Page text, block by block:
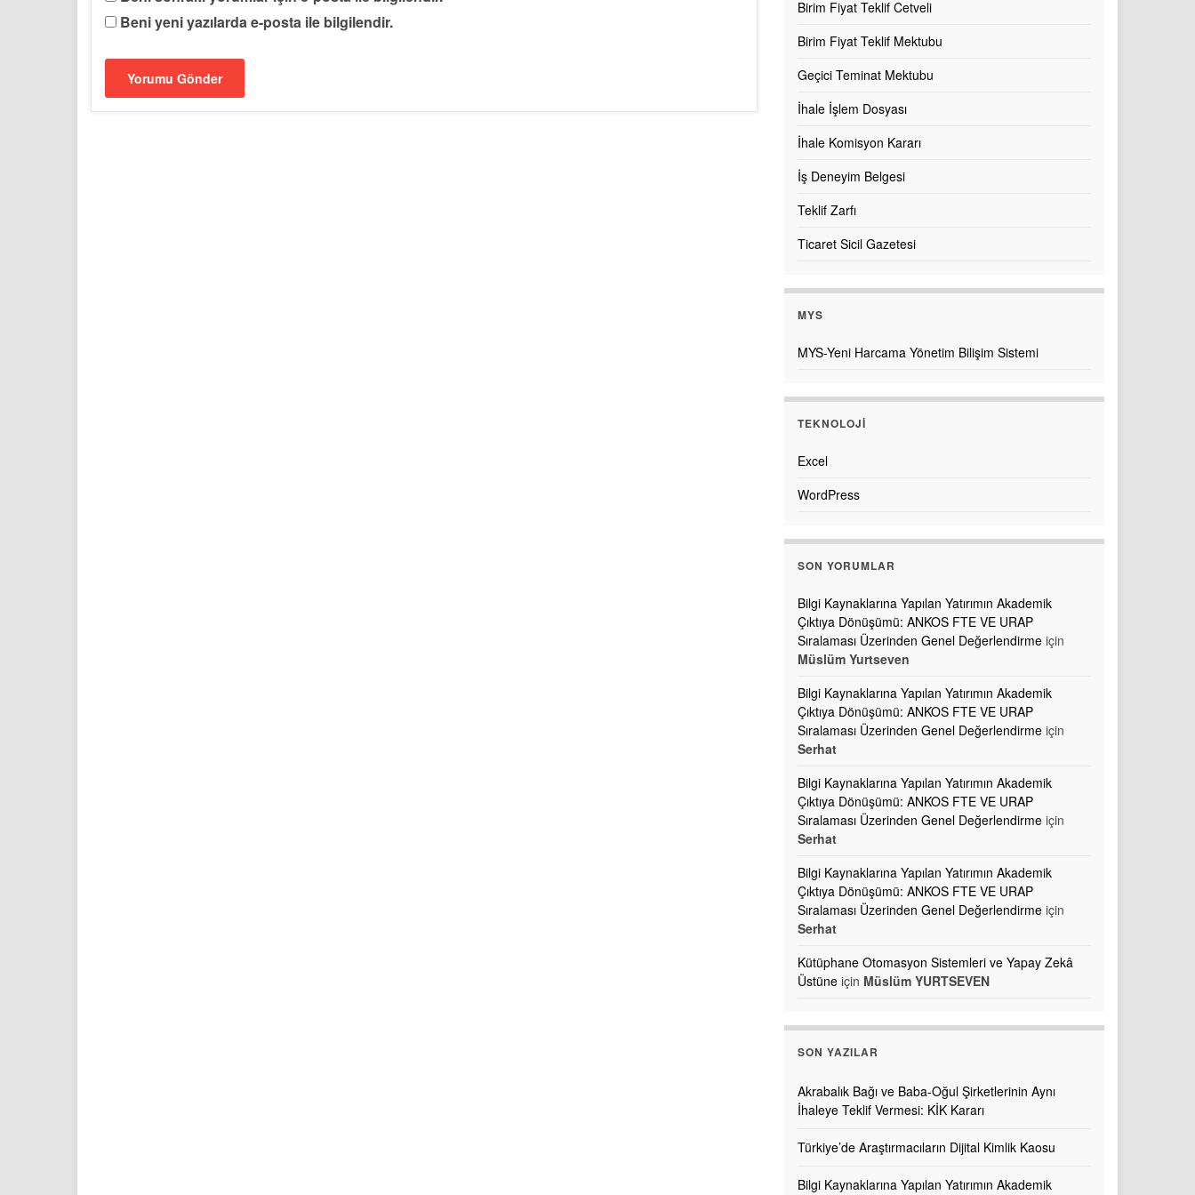
Beni yeni yazılarda e-posta ile bilgilendir.
Birim Fiyat Teklif Cetveli
Birim Fiyat Teklif Mektubu
Geçici Teminat Mektubu
İhale İşlem Dosyası
İhale Komisyon Kararı
İş Deneyim Belgesi
Teklif Zarfı
Ticaret Sicil Gazetesi
MYS
MYS-Yeni Harcama Yönetim Bilişim Sistemi
TEKNOLOJI
Excel
WordPress
SON YORUMLAR
Bilgi Kaynaklarına Yapılan Yatırımın Akademik
Çıktıya Dönüşümü: ANKOS FTE VE URAP
Sıralaması Üzerinden Genel Değerlendirme için
Müslüm Yurtseven
Bilgi Kaynaklarına Yapılan Yatırımın Akademik
Çıktıya Dönüşümü: ANKOS FTE VE URAP
Sıralaması Üzerinden Genel Değerlendirme için
Serhat
Bilgi Kaynaklarına Yapılan Yatırımın Akademik
Çıktıya Dönüşümü: ANKOS FTE VE URAP
Sıralaması Üzerinden Genel Değerlendirme için
Serhat
Bilgi Kaynaklarına Yapılan Yatırımın Akademik
Çıktıya Dönüşümü: ANKOS FTE VE URAP
Sıralaması Üzerinden Genel Değerlendirme için
Serhat
Kütüphane Otomasyon Sistemleri ve Yapay Zekâ
Üstüne için Müslüm YURTSEVEN
SON YAZILAR
Akrabalık Bağı ve Baba-Oğul Şirketlerinin Aynı
İhaleye Teklif Vermesi: KİK Kararı
Türkiye’de Araştırmacıların Dijital Kimlik Kaosu
Bilgi Kaynaklarına Yapılan Yatırımın Akademik